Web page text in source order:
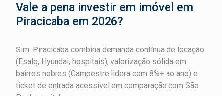
Vale a pena investir em imóvel em
Piracicaba em 2026?
Sim. Piracicaba combina demanda contínua de locação
(Esalq, Hyundai, hospitais), valorização sólida em
bairros nobres (Campestre lidera com 8%+ ao ano) e
ticket de entrada acessível em comparação com São